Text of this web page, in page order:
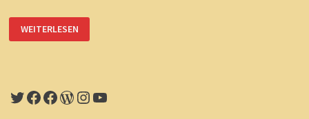
QUO
VADIS
MEIN
WEITERLESEN
Twitter
Facebook
Facebook
WordPress
Instagram
YouTube